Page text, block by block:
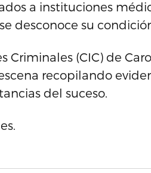
a instituciones
desconoce su
(CIC) de
recopilando
del suceso.